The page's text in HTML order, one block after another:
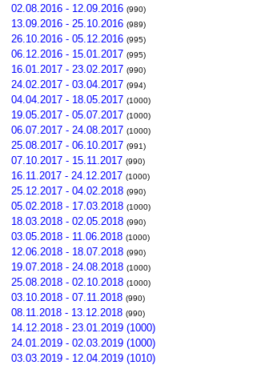
02.08.2016 - 12.09.2016 (990)
13.09.2016 - 25.10.2016 (989)
26.10.2016 - 05.12.2016 (995)
06.12.2016 - 15.01.2017 (995)
16.01.2017 - 23.02.2017 (990)
24.02.2017 - 03.04.2017 (994)
04.04.2017 - 18.05.2017 (1000)
19.05.2017 - 05.07.2017 (1000)
06.07.2017 - 24.08.2017 (1000)
25.08.2017 - 06.10.2017 (991)
07.10.2017 - 15.11.2017 (990)
16.11.2017 - 24.12.2017 (1000)
25.12.2017 - 04.02.2018 (990)
05.02.2018 - 17.03.2018 (1000)
18.03.2018 - 02.05.2018 (990)
03.05.2018 - 11.06.2018 (1000)
12.06.2018 - 18.07.2018 (990)
19.07.2018 - 24.08.2018 (1000)
25.08.2018 - 02.10.2018 (1000)
03.10.2018 - 07.11.2018 (990)
08.11.2018 - 13.12.2018 (990)
14.12.2018 - 23.01.2019 (1000)
24.01.2019 - 02.03.2019 (1000)
03.03.2019 - 12.04.2019 (1010)